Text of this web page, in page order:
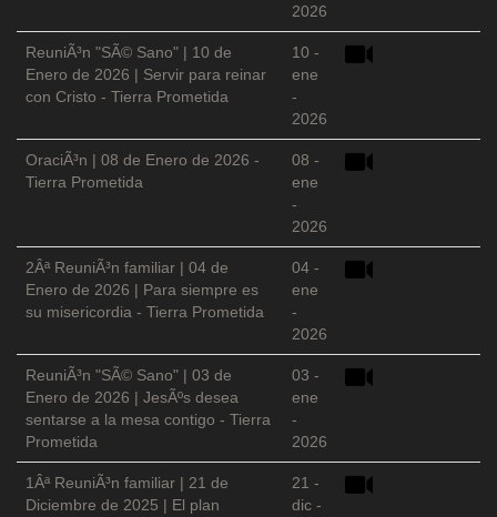
2026
ReuniÃ³n "SÃ© Sano" | 10 de
Enero de 2026 | Servir para reinar
con Cristo - Tierra Prometida
10 -
ene
-
2026
OraciÃ³n | 08 de Enero de 2026 -
Tierra Prometida
08 -
ene
-
2026
2Âª ReuniÃ³n familiar | 04 de
Enero de 2026 | Para siempre es
su misericordia - Tierra Prometida
04 -
ene
-
2026
ReuniÃ³n "SÃ© Sano" | 03 de
Enero de 2026 | JesÃºs desea
sentarse a la mesa contigo - Tierra
Prometida
03 -
ene
-
2026
1Âª ReuniÃ³n familiar | 21 de
Diciembre de 2025 | El plan
21 -
dic -